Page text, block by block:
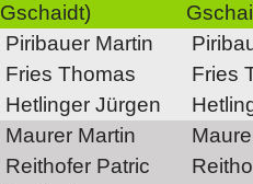
Gschaidt)
Piribauer Martin
Fries Thomas
Fries
Hetlinger Jürgen
Maurer Martin
Reithofer Patric